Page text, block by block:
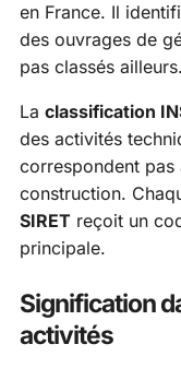
en France. Il
des ouvrages de
pas classés ailleurs.
La classification
des activités
correspondent
construction.
SIRET reçoit un
principale.
Signification
activités